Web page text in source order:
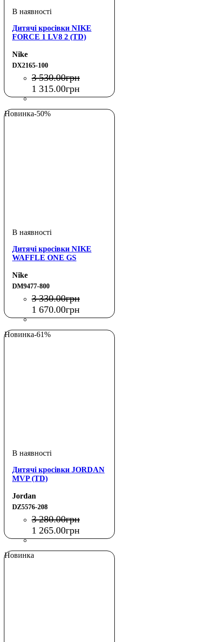
Дитячі кросівки NIKE
FORCE 1 LV8 2 (TD)
Nike
DX2165-100
3 530.00грн
1 315.00грн
Новинка-50%
Дитячі кросівки NIKE
WAFFLE ONE GS
Nike
DM9477-800
3 330.00грн
1 670.00грн
Новинка-61%
Дитячі кросівки JORDAN
MVP (TD)
Jordan
DZ5576-208
3 280.00грн
1 265.00грн
Новинка